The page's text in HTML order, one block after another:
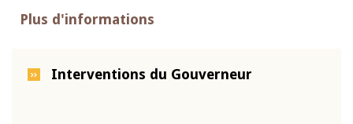
Plus d'informations
Interventions du Gouverneur